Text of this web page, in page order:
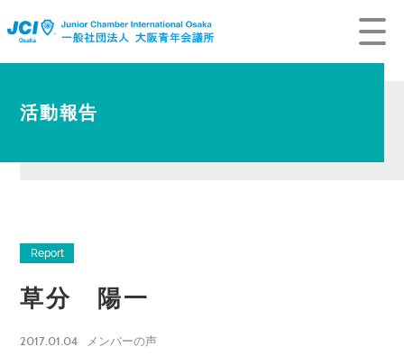
活動報告
Report
草分 陽一
2017.01.04 メンバーの声